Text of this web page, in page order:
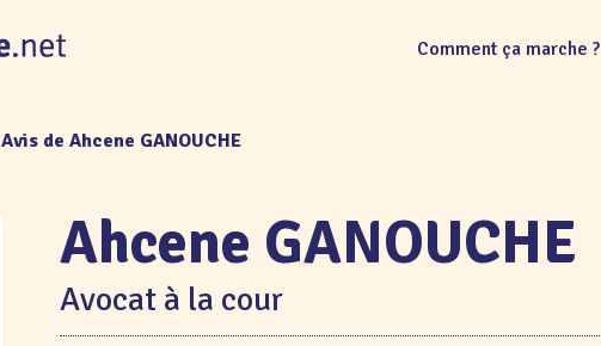
Comment ça marche ?
Avis de Ahcene GANOUCHE
Ahcene GANOUCHE
Avocat à la cour